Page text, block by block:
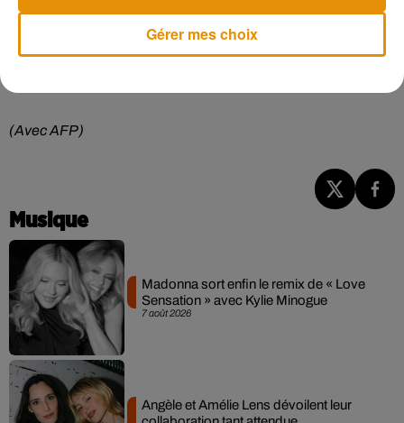
renforcé "pour que les enjeux de la liberté d'expression
soient bien explicités."
(Avec AFP)
Musique
7 août 2026
Madonna sort enfin le remix de « Love
Sensation » avec Kylie Minogue
Angèle et Amélie Lens dévoilent leur
Gérer mes choix